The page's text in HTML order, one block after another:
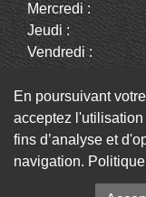
Mercredi :
Jeudi :
Vendredi :
Dimanche :
En poursuivant
acceptez
fins d’analyse et
navigation.